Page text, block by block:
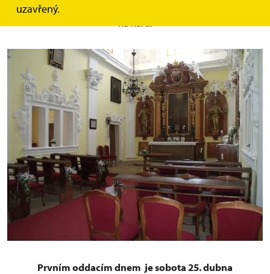
uzavřený.
Další místa ke stání jsou k dispozici ve druhém patře zámku
Prvním oddacím dnem je sobota 25. dubna